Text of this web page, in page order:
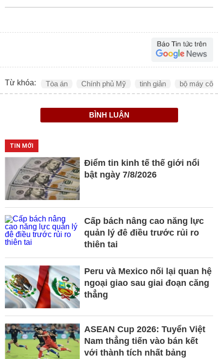
Từ khóa: Tòa án Chính phủ Mỹ tinh giản bộ máy
BÌNH LUẬN
TIN MỚI
Điểm tin kinh tế thế giới nổi
bật ngày 7/8/2026
Cấp bách nâng cao năng lực
quản lý đê điều trước rủi ro
thiên tai
Peru và Mexico nối lại quan hệ
ngoại giao sau giai đoạn căng
thẳng
ASEAN Cup 2026: Tuyển Việt
Nam thẳng tiến vào bán kết
với thành tích nhất bảng